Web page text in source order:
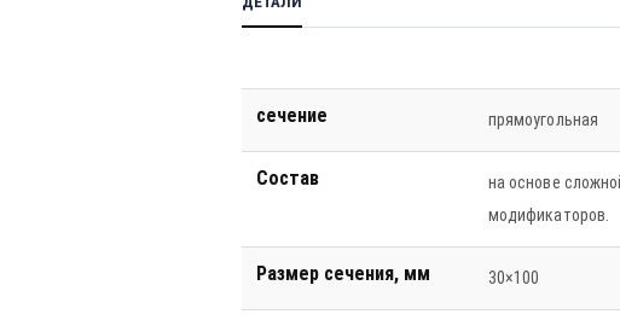
сечение прямоугольная
Состав
на основе
модификаторов.
Размер сечения, мм 30×100